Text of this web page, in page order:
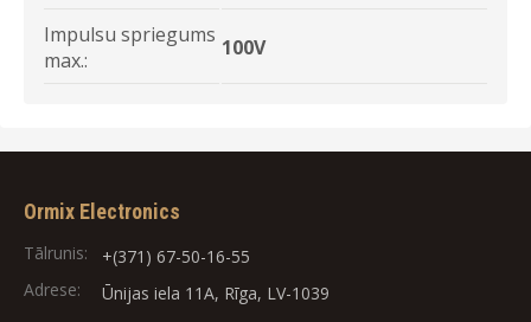
Impulsu spriegums
max.:
100V
Ormix Electronics
Tālrunis:
+(371) 67-50-16-55
Adrese:
Ūnijas iela 11A, Rīga, LV-1039